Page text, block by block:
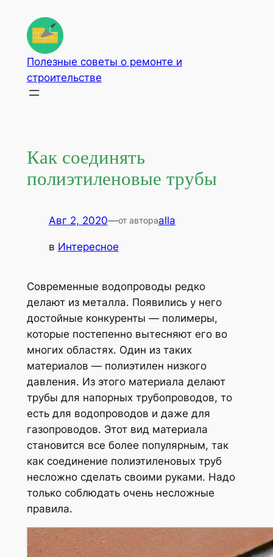
содержимому
Полезные советы о ремонте и
строительстве
Как соединять
полиэтиленовые трубы
Авг 2, 2020—от автораalla
в Интересное
Современные водопроводы редко
делают из металла. Появились у него
достойные конкуренты — полимеры,
которые постепенно вытесняют его во
многих областях. Один из таких
материалов — полиэтилен низкого
давления. Из этого материала делают
трубы для напорных трубопроводов, то
есть для водопроводов и даже для
газопроводов. Этот вид материала
становится все более популярным, так
как соединение полиэтиленовых труб
несложно сделать своими руками. Надо
только соблюдать очень несложные
правила.